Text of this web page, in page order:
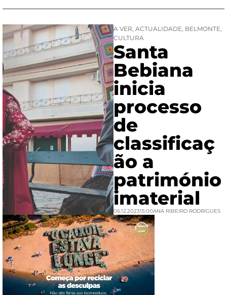
A VER, ACTUALIDADE, BELMONTE,
CULTURA
Santa
Bebiana
inicia
processo
de
classificaç
ão a
património
imaterial
06.12.202315:00ANA RIBEIRO RODRIGUES